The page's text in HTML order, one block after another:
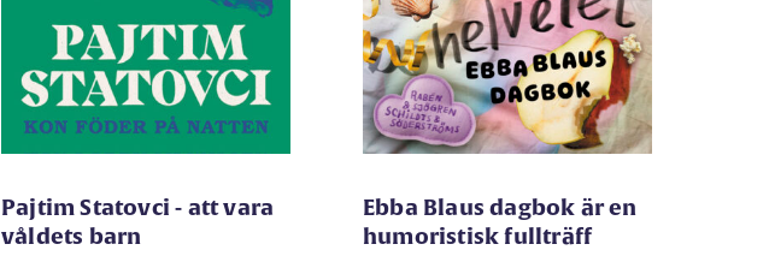
Pajtim Statovci - att vara
våldets barn
Ebba Blaus dagbok är en
humoristisk fullträff